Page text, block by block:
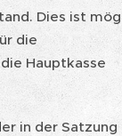
Dies ist
die
Hauptkasse
in der Satzung